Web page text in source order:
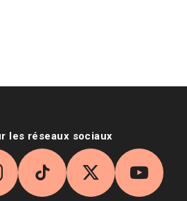
les réseaux sociaux
TikTokX